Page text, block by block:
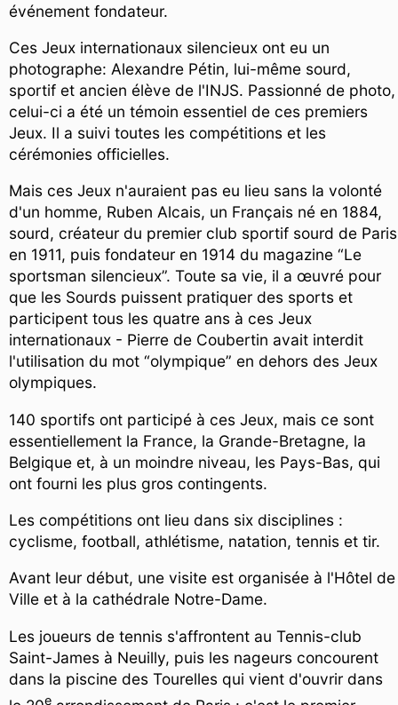
événement fondateur.
Ces Jeux internationaux silencieux ont eu un
photographe: Alexandre Pétin, lui-même sourd,
sportif et ancien élève de l'INJS. Passionné de photo,
celui-ci a été un témoin essentiel de ces premiers
Jeux. Il a suivi toutes les compétitions et les
cérémonies officielles.
Mais ces Jeux n'auraient pas eu lieu sans la volonté
d'un homme, Ruben Alcais, un Français né en 1884,
sourd, créateur du premier club sportif sourd de Paris
en 1911, puis fondateur en 1914 du magazine “Le
sportsman silencieux”. Toute sa vie, il a œuvré pour
que les Sourds puissent pratiquer des sports et
participent tous les quatre ans à ces Jeux
internationaux - Pierre de Coubertin avait interdit
l'utilisation du mot “olympique” en dehors des Jeux
olympiques.
140 sportifs ont participé à ces Jeux, mais ce sont
essentiellement la France, la Grande-Bretagne, la
Belgique et, à un moindre niveau, les Pays-Bas, qui
ont fourni les plus gros contingents.
Les compétitions ont lieu dans six disciplines :
cyclisme, football, athlétisme, natation, tennis et tir.
Avant leur début, une visite est organisée à l'Hôtel de
Ville et à la cathédrale Notre-Dame.
Les joueurs de tennis s'affrontent au Tennis-club
Saint-James à Neuilly, puis les nageurs concourent
dans la piscine des Tourelles qui vient d'ouvrir dans
e